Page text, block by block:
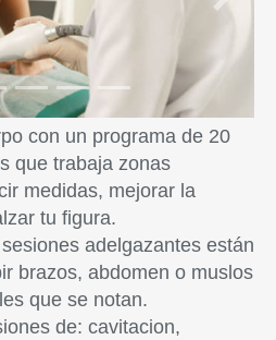
Next
con un programa de 20
que trabaja zonas
medidas, mejorar la
tu figura.
adelgazantes están
brazos, abdomen o muslos
que se notan.
de: cavitacion,